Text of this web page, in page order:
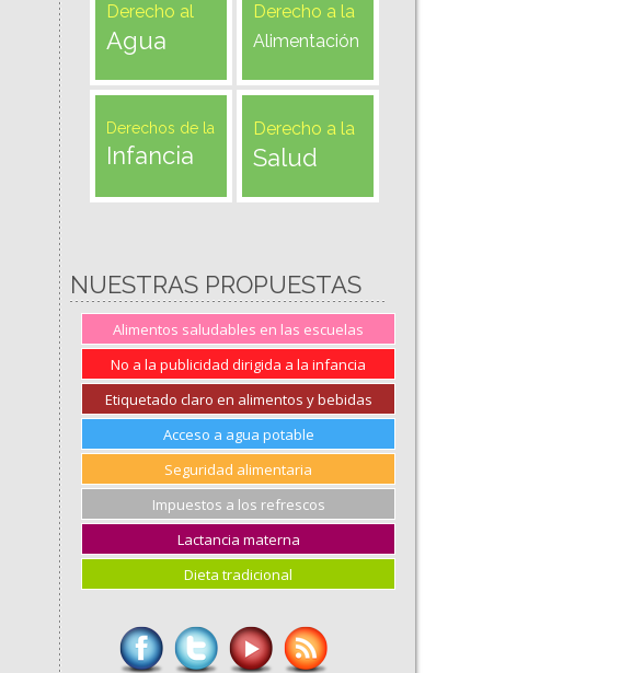
Derecho al
Agua
Derecho a la
Alimentación
Derechos de la
Infancia
Derecho a la
Salud
NUESTRAS PROPUESTAS
Alimentos saludables en las escuelas
No a la publicidad dirigida a la infancia
Etiquetado claro en alimentos y bebidas
Acceso a agua potable
Seguridad alimentaria
Impuestos a los refrescos
Lactancia materna
Dieta tradicional